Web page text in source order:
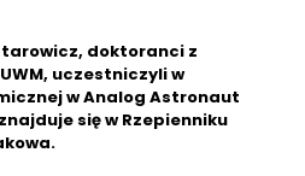
doktoranci z
uczestniczyli w
w Analog Astronaut
się w Rzepienniku